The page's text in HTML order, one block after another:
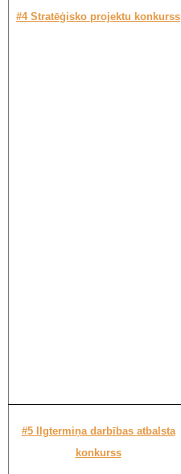
#4 Stratēģisko projektu konkurss
#5 Ilgtermiņa darbības atbalsta
konkurss